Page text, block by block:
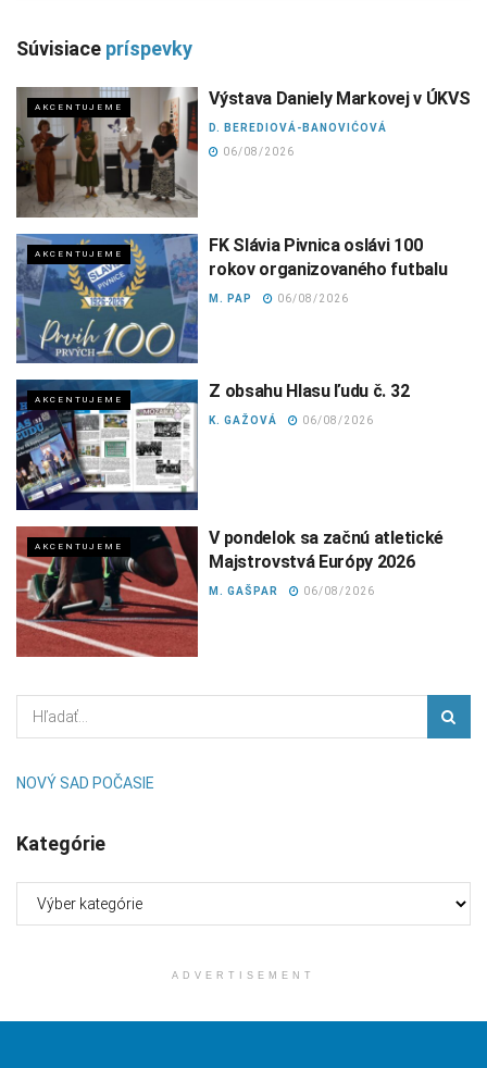
Súvisiace príspevky
AKCENTUJEME Výstava Daniely Markovej v ÚKVS
D. BEREDIOVÁ-BANOVIĆOVÁ
06/08/2026
AKCENTUJEME
FK Slávia Pivnica oslávi 100
rokov organizovaného futbalu
M. PAP 06/08/2026
AKCENTUJEME Z obsahu Hlasu ľudu č. 32
K. GAŽOVÁ 06/08/2026
AKCENTUJEME
V pondelok sa začnú atletické
Majstrovstvá Európy 2026
M. GAŠPAR 06/08/2026
NOVÝ SAD POČASIE
Kategórie
ADVERTISEMENT